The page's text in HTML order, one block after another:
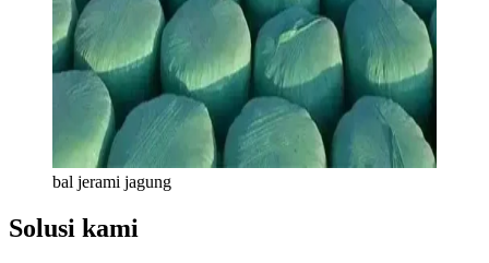
bal jerami jagung
Solusi kami